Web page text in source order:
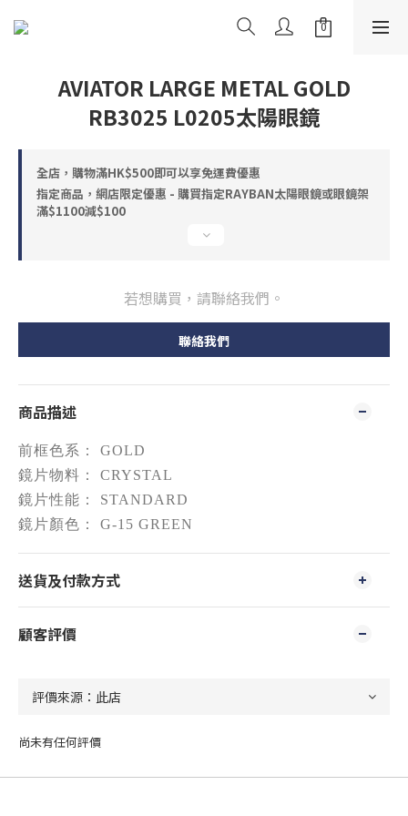
AVIATOR LARGE METAL GOLD
RB3025 L0205太陽眼鏡
全店，購物滿HK$500即可以享免運費優惠
指定商品，網店限定優惠 - 購買指定RAYBAN太陽眼鏡或眼鏡架
滿$1100減$100
若想購買，請聯絡我們。
聯絡我們
商品描述
前框色系： GOLD
鏡片物料： CRYSTAL
鏡片性能： STANDARD
鏡片顏色： G-15 GREEN
送貨及付款方式
顧客評價
尚未有任何評價